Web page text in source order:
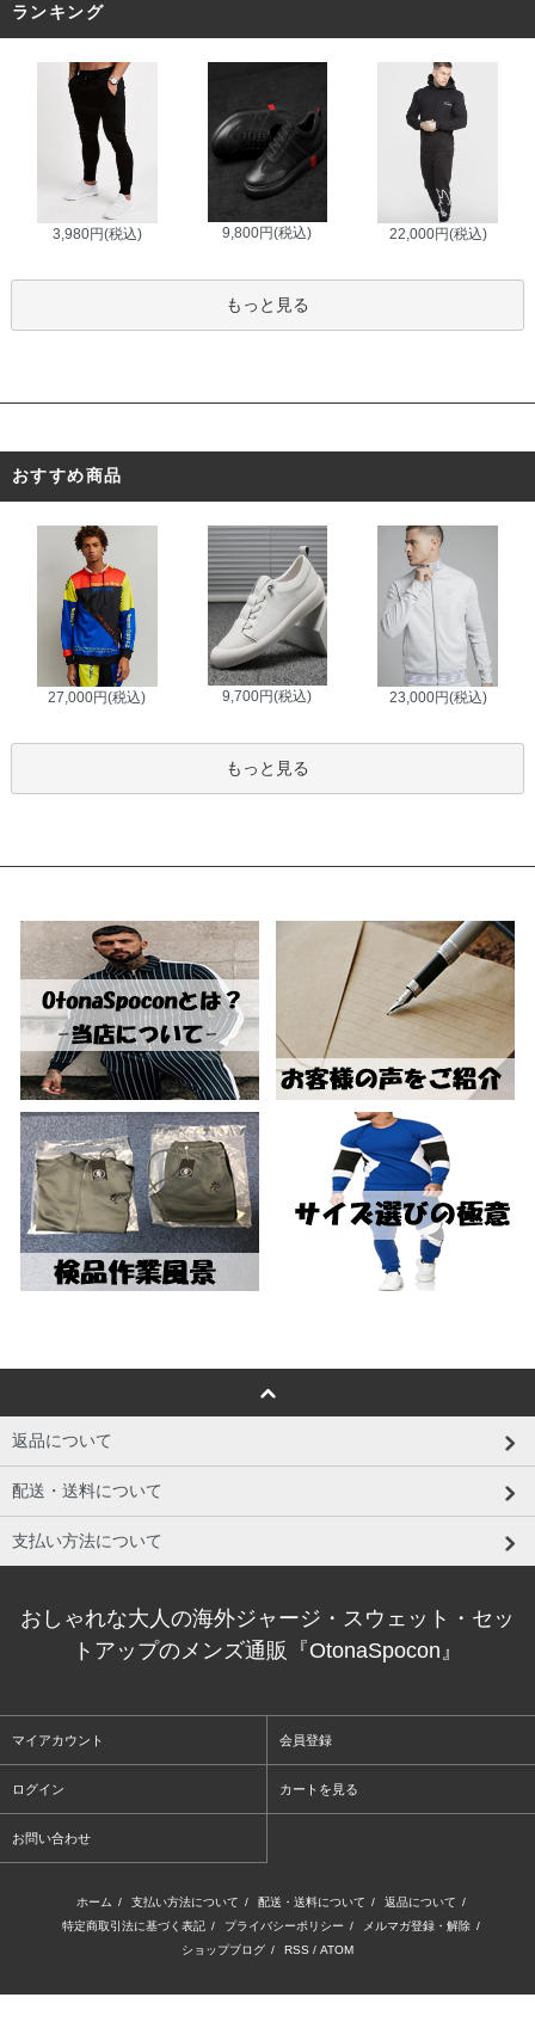
ランキング
3,980円(税込) 9,800円(税込) 22,000円(税込)
もっと見る
おすすめ商品
27,000円(税込) 9,700円(税込) 23,000円(税込)
もっと見る
返品について
配送・送料について
支払い方法について
おしゃれな大人の海外ジャージ・スウェット・セッ
トアップのメンズ通販『OtonaSpocon』
マイアカウント 会員登録
ログイン カートを見る
お問い合わせ
ホーム / 支払い方法について / 配送・送料について / 返品について /
特定商取引法に基づく表記 / プライバシーポリシー / メルマガ登録・解除 /
ショップブログ / RSS / ATOM